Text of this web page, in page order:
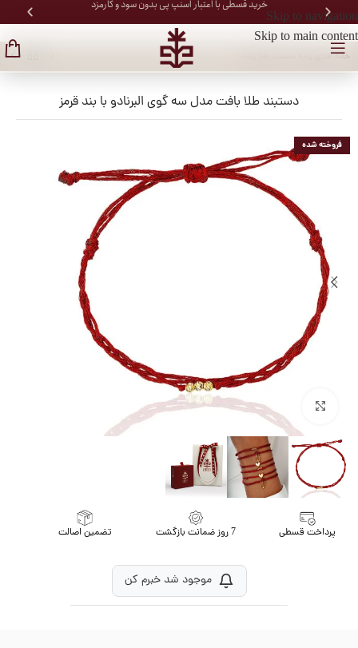
Skip to navigation
Skip to main content
خرید قسطی با اعتبار اسنپ پی بدون سود و کارمزد
خانه/طلای زنانه
فروخته شده
برای بزرگنمایی کلیک کنید
دستبند طلا بافت مدل سه گوی البرنادو با بند قرمز
پرداخت قسطی 7 روز ضمانت بازگشت تضمین اصالت
موجود شد خبرم کن